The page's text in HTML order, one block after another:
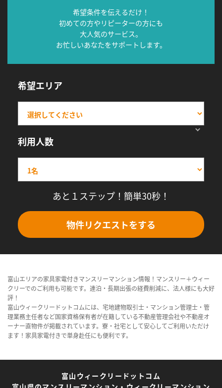
希望条件を伝えるだけ！
初めての方やリピーターの方にも
大人気のサービス。
お忙しいあなたをサポートします。
希望エリア
利用人数
あと１ステップ！簡単30秒！
物件リクエストをする
富山エリアの家具家電付きマンスリーマンション情報！マンスリー＋ウィー
クリーでのご利用も可能です。連泊・長期出張の経費削減に、法人様にも大好
評！
富山ウィークリードットコムには、宅地建物取引士・マンション管理士・管
理業務主任者など国家資格保有者が在籍している不動産管理会社や不動産オ
ーナー直物件が掲載されています。寮・社宅として安心してご利用いただけ
ます！家具家電付きで単身赴任にも便利です。
富山ウィークリードットコム